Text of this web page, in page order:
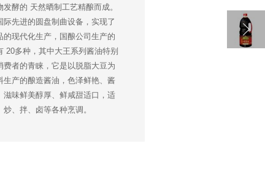
发酵的 天然晒制工艺精酿而成。
际先进的圆盘制曲设备，实现了
的现代化生产，国酿公司生产的
20多种，其中大王系列酱油特别
费者的青睐，它是以脱脂大豆为
生产的酿造酱油，色泽鲜艳、酱
滋味鲜美醇厚、鲜咸甜适口，适
炒、拌、卤等各种烹调。